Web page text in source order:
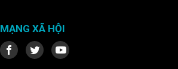
MẠNG XÃ HỘI